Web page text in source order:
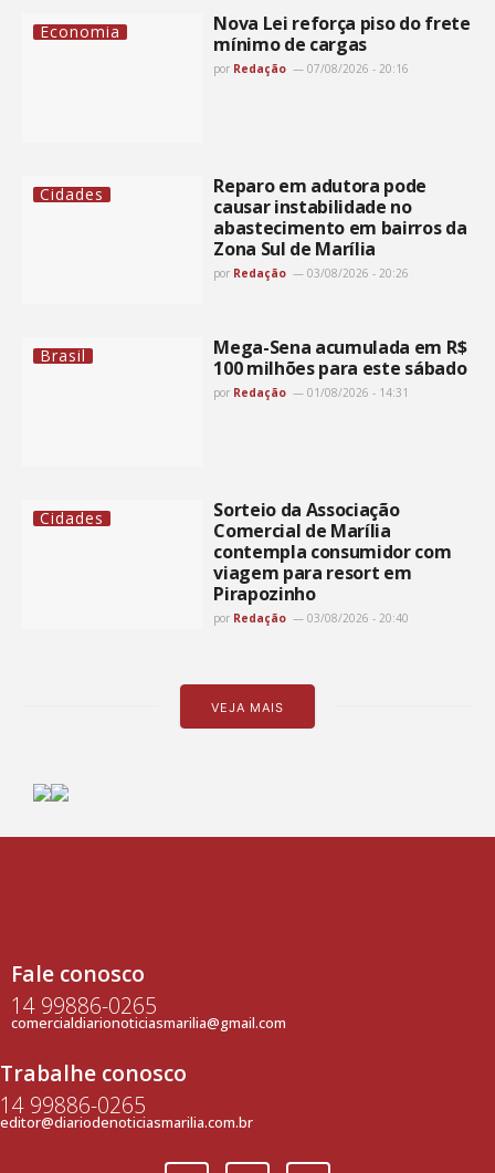
Economia
Nova Lei reforça piso do frete
mínimo de cargas
por Redação 07/08/2026 - 20:16
Cidades
Reparo em adutora pode
causar instabilidade no
abastecimento em bairros da
Zona Sul de Marília
por Redação 03/08/2026 - 20:26
Brasil
Mega-Sena acumulada em R$
100 milhões para este sábado
por Redação 01/08/2026 - 14:31
Cidades
Sorteio da Associação
Comercial de Marília
contempla consumidor com
viagem para resort em
Pirapozinho
por Redação 03/08/2026 - 20:40
VEJA MAIS
Fale conosco
14 99886-0265
comercialdiarionoticiasmarilia@gmail.com
Trabalhe conosco
14 99886-0265
editor@diariodenoticiasmarilia.com.br